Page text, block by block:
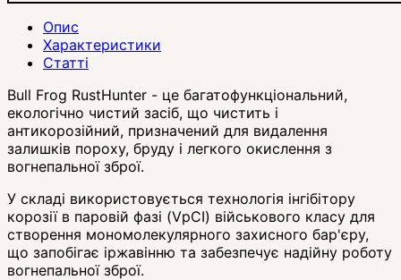
Опис
Характеристики
Статті
Bull Frog RustHunter - це багатофункціональний,
екологічно чистий засіб, що чистить і
антикорозійний, призначений для видалення
залишків пороху, бруду і легкого окислення з
вогнепальної зброї.
У складі використовується технологія інгібітору
корозії в паровій фазі (VpCI) військового класу для
створення мономолекулярного захисного бар'єру,
що запобігає іржавінню та забезпечує надійну роботу
вогнепальної зброї.